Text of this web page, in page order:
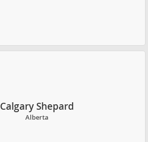
Calgary Shepard
Alberta